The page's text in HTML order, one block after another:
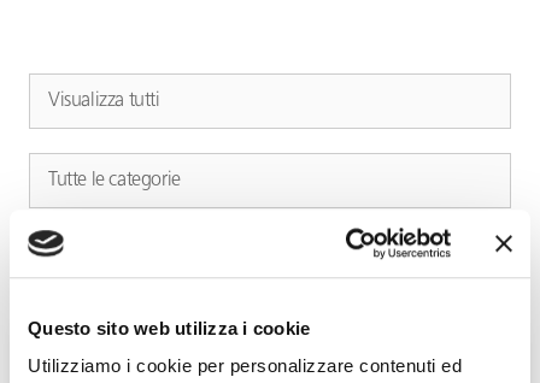
Questo sito web utilizza i cookie
Utilizziamo i cookie per personalizzare contenuti ed